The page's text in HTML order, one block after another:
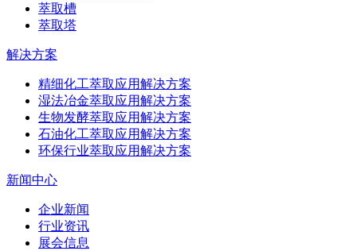
萃取槽
萃取塔
解决方案
精细化工萃取应用解决方案
湿法冶金萃取应用解决方案
生物发酵萃取应用解决方案
石油化工萃取应用解决方案
环保行业萃取应用解决方案
新闻中心
企业新闻
行业资讯
展会信息